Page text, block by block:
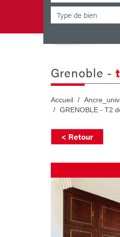
Type de bien
grenoble -
Accueil
GRENOBLE - T2
< Retour